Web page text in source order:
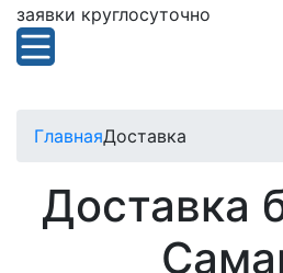
заявки круглосуточно
ГлавнаяДоставка
Доставка